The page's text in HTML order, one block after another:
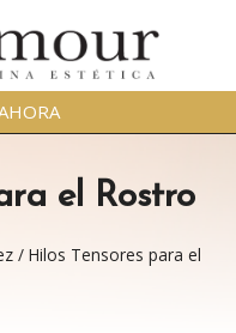
el Rostro
/ Hilos Tensores para el